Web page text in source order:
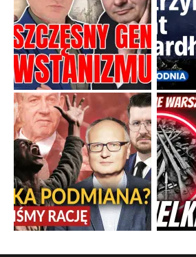
cyfrowego świata
Święte orędzia w cieniu smartfonów.
Popularne